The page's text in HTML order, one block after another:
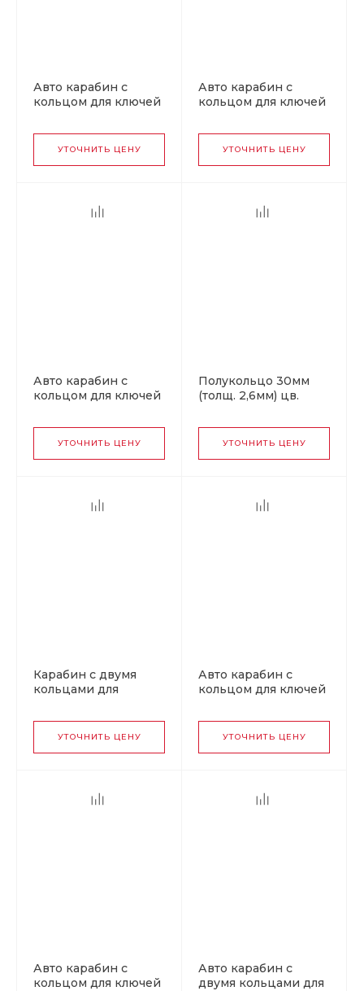
Авто карабин с
кольцом для ключей
УТОЧНИТЬ ЦЕНУ
Авто карабин с
кольцом для ключей
УТОЧНИТЬ ЦЕНУ
Авто карабин с
кольцом для ключей
УТОЧНИТЬ ЦЕНУ
Полукольцо 30мм
(толщ. 2,6мм) цв.
УТОЧНИТЬ ЦЕНУ
Карабин с двумя
кольцами для
УТОЧНИТЬ ЦЕНУ
Авто карабин с
кольцом для ключей
УТОЧНИТЬ ЦЕНУ
Авто карабин с
кольцом для ключей
Авто карабин с
двумя кольцами для